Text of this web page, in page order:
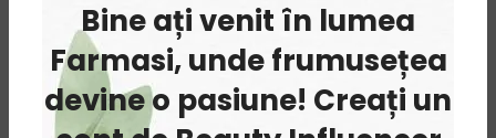
Bine ați venit în lumea
Farmasi, unde frumusețea
devine o pasiune! Creați un